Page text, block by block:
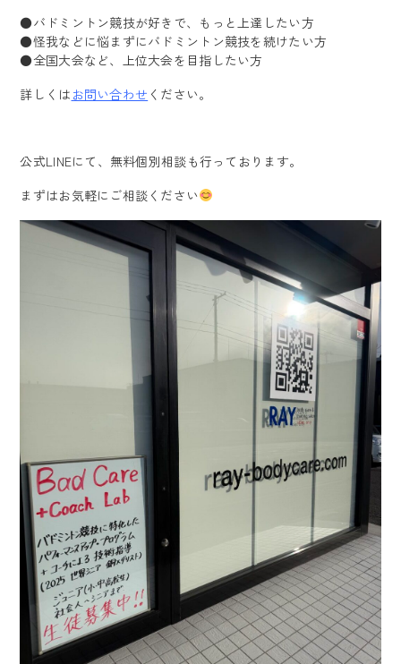
●バドミントン競技が好きで、もっと上達したい方
●怪我などに悩まずにバドミントン競技を続けたい方
●全国大会など、上位大会を目指したい方
詳しくは お問い合わせ ください。
公式LINEにて、無料個別相談も行っております。
まずはお気軽にご相談ください